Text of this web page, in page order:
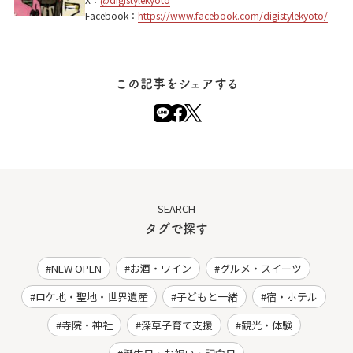
Facebook： https://www.facebook.com/digistylekyoto/
この記事をシェアする
SEARCH
タグで探す
NEW OPEN お酒・ワイン
グルメ・スイーツ
ロケ地・聖地・世界遺産
子どもと一緒
宿・ホテル
寺院・神社
深草子育て支援
観光・体験